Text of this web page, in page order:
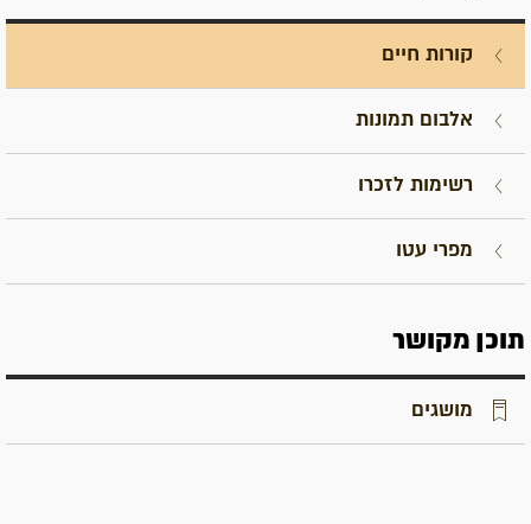
קורות חיים
אלבום תמונות
רשימות לזכרו
מפרי עטו
תוכן מקושר
מושגים